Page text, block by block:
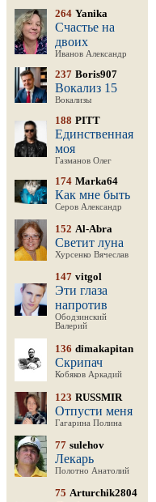
264 Yanika
Счастье на
двоих
Иванов Александр
237 Boris907
Вокализ 15
Вокализы
188 PITT
Единственная
моя
Газманов Олег
174 Marka64
Как мне быть
Серов Александр
152 Al-Abra
Светит луна
Хурсенко Вячеслав
147 vitgol
Эти глаза
напротив
Ободзинский
Валерий
136 dimakapitan
Скрипач
Кобяков Аркадий
123 RUSSMIR
Отпусти меня
Гагарина Полина
77 sulehov
Лекарь
Полотно Анатолий
75 Arturchik2804